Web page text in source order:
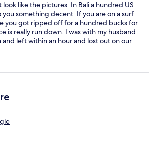
look like the pictures. In Bali a hundred US
you something decent. If you are on a surf
you got ripped off for a hundred bucks for
is really run down. I was with my husband
and left within an hour and lost out on our
even worth it to me to spend the night
were nice. There were no other hotel